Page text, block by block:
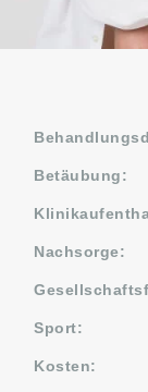
Betäubung:
Nachsorge:
Sport:
Kosten: